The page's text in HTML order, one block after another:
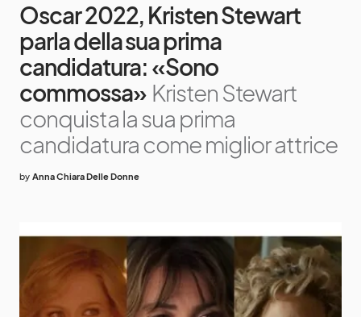
Oscar 2022, Kristen Stewart
parla della sua prima
candidatura: «Sono
commossa» Kristen Stewart
conquista la sua prima
candidatura come miglior attrice
by Anna Chiara Delle Donne